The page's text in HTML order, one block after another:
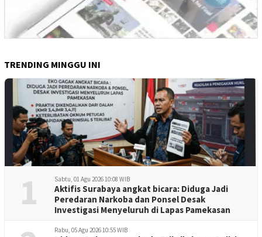
TRENDING MINGGU INI
1 Sabtu, 01 Agu 2026 10:08 WIB
Aktifis Surabaya angkat bicara: Diduga Jadi
Peredaran Narkoba dan Ponsel Desak
Investigasi Menyeluruh di Lapas Pamekasan
Rabu, 05 Agu 2026 10:55 WIB